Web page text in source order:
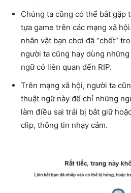
Chúng ta cũng có thể bắt gặp
tựa game trên các mạng xã
nhân vật bạn chơi đã “chết”
người ta cũng hay dùng
ngữ có liên quan đến RIP.
Trên mạng xã hội, người ta
thuật ngữ này để chỉ những
làm điều sai trái bị bắt giữ
clip, thông tin nhạy cảm.